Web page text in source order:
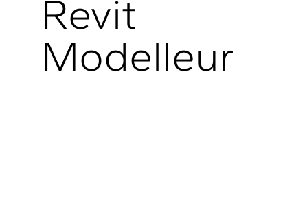
Revit
Modelleur